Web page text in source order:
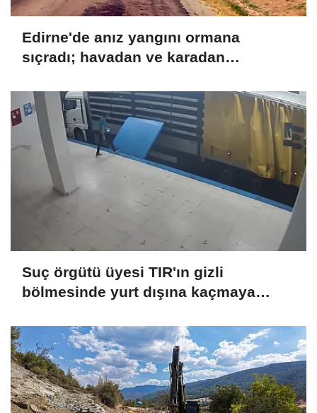
Edirne'de anız yangını ormana
sıçradı; havadan ve karadan
Suç örgütü üyesi TIR'ın gizli
bölmesinde yurt dışına kaçmaya